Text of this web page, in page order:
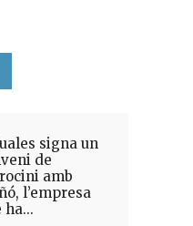
signa un
de
amb
l’empresa
ha...